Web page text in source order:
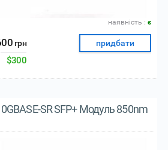
наявнiсть : є
грн
$300
придбати
SR SFP+ Модуль 850nm